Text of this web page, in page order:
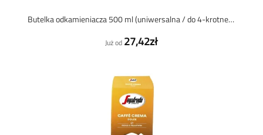
Butelka odkamieniacza 500 ml (uniwersalna / do 4-krotnego odkamieniania)
Już od 27,42zł